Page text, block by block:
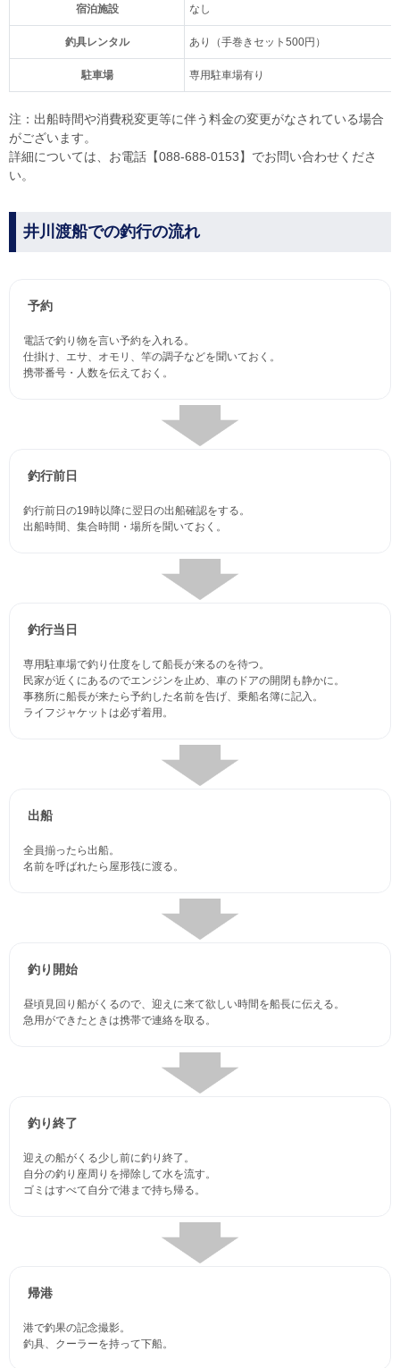
宿泊施設 なし
釣具レンタル あり（手巻きセット500円）
駐車場 専用駐車場有り
注：出船時間や消費税変更等に伴う料金の変更がなされている場合
がございます。
詳細については、お電話【088-688-0153】でお問い合わせくださ
い。
井川渡船での釣行の流れ
予約
電話で釣り物を言い予約を入れる。
仕掛け、エサ、オモリ、竿の調子などを聞いておく。
携帯番号・人数を伝えておく。
釣行前日
釣行前日の19時以降に翌日の出船確認をする。
出船時間、集合時間・場所を聞いておく。
釣行当日
専用駐車場で釣り仕度をして船長が来るのを待つ。
民家が近くにあるのでエンジンを止め、車のドアの開閉も静かに。
事務所に船長が来たら予約した名前を告げ、乗船名簿に記入。
ライフジャケットは必ず着用。
出船
全員揃ったら出船。
名前を呼ばれたら屋形筏に渡る。
釣り開始
昼頃見回り船がくるので、迎えに来て欲しい時間を船長に伝える。
急用ができたときは携帯で連絡を取る。
釣り終了
迎えの船がくる少し前に釣り終了。
自分の釣り座周りを掃除して水を流す。
ゴミはすべて自分で港まで持ち帰る。
帰港
港で釣果の記念撮影。
釣具、クーラーを持って下船。